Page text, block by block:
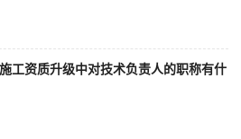
工资质升级中对技术负责人的职称有什